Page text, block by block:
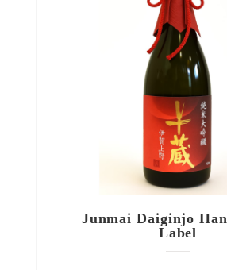
Junmai Daiginjo
Label